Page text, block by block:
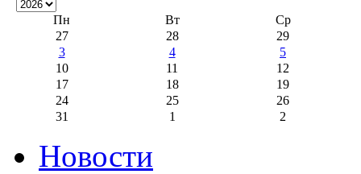
Пн Вт
Ср
27
28
29
3
4
5
10
11
12
17
18
19
24
25
26
31
1 2
Новости